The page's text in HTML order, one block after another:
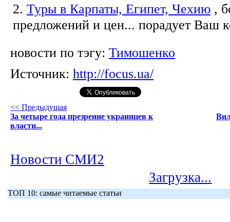
2. Туры в Карпаты, Египет, Чехию ,
предложений и цен... порадует Ваш
новости по тэгу: Тимошенко
Источник: http://focus.ua/
<< Предыдущая
За четыре года презрение украинцев к
власти...
Новости СМИ2
Загрузка...
ТОП 10: самые читаемые статьи